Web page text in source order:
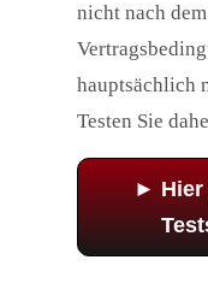
nicht nach
hauptsächlich
Testen Sie
► Hier